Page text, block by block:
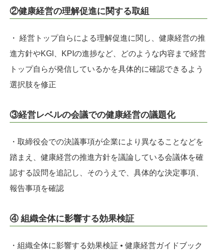
②健康経営の理解促進に関する取組
・ 経営トップ⾃らによる理解促進に関し、健康経営の推
進方針やKGI、KPIの進捗など、どのような内容まで経営
トップ⾃らが発信しているかを具体的に確認できるよう
選択肢を修正
③経営レベルの会議での健康経営の議題化
・取締役会での決議事項が企業により異なることなどを
踏まえ、健康経営の推進方針を議論している会議体を確
認する設問を追記し、そのうえで、具体的な決定事項、
報告事項を確認
④ 組織全体に影響する効果検証
・組織全体に影響する効果検証 • 健康経営ガイドブック